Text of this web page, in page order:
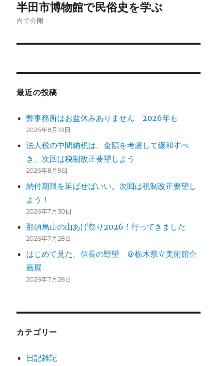
稿
ゲ
ー
シ
ョ
ン
半田市博物館で民俗史を学ぶ
内で公開
最近の投稿
弊事務所はお盆休みありません 2026年も
2026年8月10日
法人税の中間納税は、金額を考慮して緩和すべ
き。次回は税制改正要望しよう
2026年8月9日
納付期限を延ばせばいい。次回は税制改正要望し
よう！
2026年7月30日
那須烏山の山あげ祭り2026！行ってきました
2026年7月28日
はじめて見た、信長の野望 ＠栃木県立美術館企
画展
2026年7月26日
カテゴリー
日記雑記